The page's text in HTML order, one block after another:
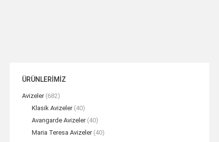
ÜRÜNLERİMİZ
Avizeler (682)
Klasik Avizeler (40)
Avangarde Avizeler (40)
Maria Teresa Avizeler (40)